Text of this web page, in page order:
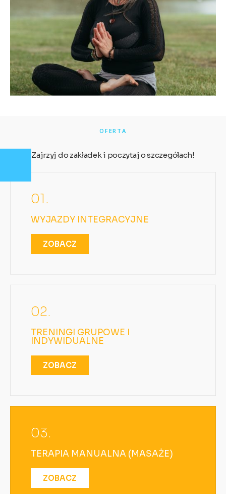
OFERTA
Zajrzyj do zakładek i poczytaj o szczegółach!
01.
WYJAZDY INTEGRACYJNE
ZOBACZ
02.
TRENINGI GRUPOWE I
INDYWIDUALNE
ZOBACZ
03.
TERAPIA MANUALNA (MASAŻE)
ZOBACZ